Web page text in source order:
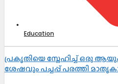
Education
പ്രകൃതിയെ സ്നേഹിച്ച് ഒരു
ശേഷവും പച്ചപ്പ് പരത്തി